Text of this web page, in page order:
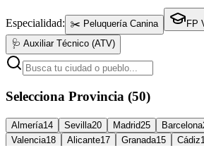
Especialidad: ✂️ Peluquería Canina
FP
🩺 Auxiliar Técnico (ATV)
Selecciona Provincia (50)
Almería14 Sevilla20 Madrid25 Barcelona
Valencia18 Alicante17 Granada15 Cádiz